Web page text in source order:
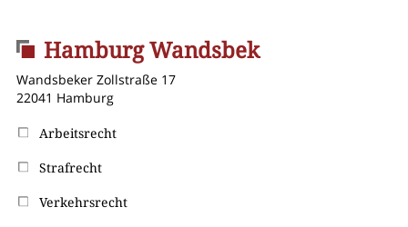
Hamburg Wandsbek
Wandsbeker Zollstraße 17
22041 Hamburg
Arbeitsrecht
Strafrecht
Verkehrsrecht